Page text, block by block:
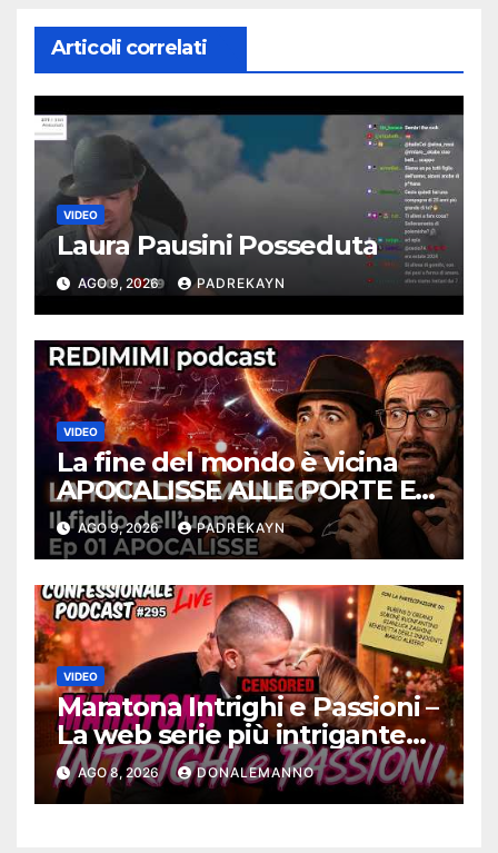
Articoli correlati
VIDEO
Laura Pausini Posseduta
AGO 9, 2026 PADREKAYN
VIDEO
La fine del mondo è vicina
APOCALISSE ALLE PORTE Ep
01 – Redimimi Podcast
RELOADED
AGO 9, 2026 PADREKAYN
VIDEO
Maratona Intrighi e Passioni –
La web serie più intrigante
d’Italia |
#ConfessionalePodcast 295
AGO 8, 2026 DONALEMANNO